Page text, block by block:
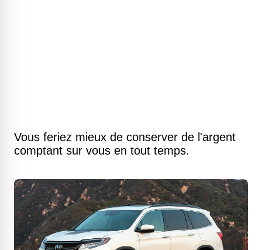
Vous feriez mieux de conserver de l'argent
comptant sur vous en tout temps.